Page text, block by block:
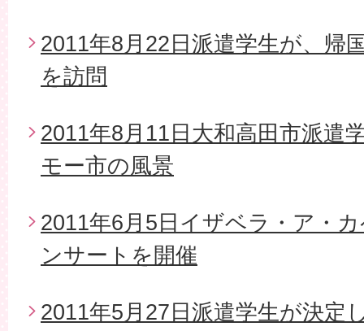
2011年8月22日派遣学生が、帰
を訪問
2011年8月11日大和高田市派遣
モー市の風景
2011年6月5日イザベラ・ア・
ンサートを開催
2011年5月27日派遣学生が決定